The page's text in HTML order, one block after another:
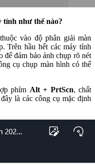
tính như thế nào?
vào độ phân giải màn
Trên hầu hết các máy tính
để đảm bảo ảnh chụp rõ nét
cụ chụp màn hình có thể
phím Alt + PrtScn, chất
là các công cụ mặc định